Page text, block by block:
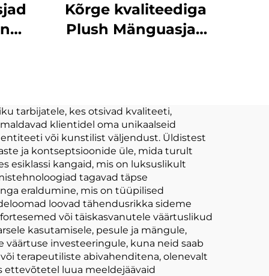
Kõrge kvaliteediga
Plush Mänguasjad
Täidetud Loomad
Mänguasjad
tarbijatele, kes otsivad kvaliteeti,
klientidel oma unikaalseid
või kunstilist väljendust. Üldistest
ja kontseptsioonide üle, mida turult
esiklassi kangaid, mis on luksuslikult
tagavad täpse
eraldumine, mis on tüüpilised
loovad tähendusrikka sideme
või täiskasvanutele väärtuslikud
kasutamisele, pesule ja mängule,
investeeringule, kuna neid saab
terapeutiliste abivahenditena, olenevalt
ettevõtetel luua meeldejäävaid